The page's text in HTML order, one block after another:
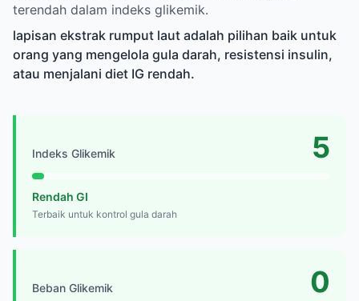
terendah dalam indeks glikemik.
lapisan ekstrak rumput laut adalah pilihan baik untuk
orang yang mengelola gula darah, resistensi insulin,
atau menjalani diet IG rendah.
Indeks Glikemik 5
Rendah GI
Terbaik untuk kontrol gula darah
Beban Glikemik 0